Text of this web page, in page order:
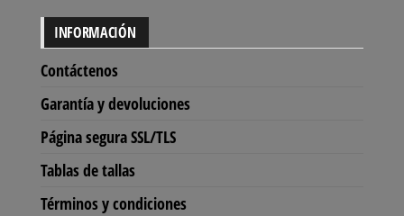
INFORMACIÓN
Contáctenos
Garantía y devoluciones
Página segura SSL/TLS
Tablas de tallas
Términos y condiciones